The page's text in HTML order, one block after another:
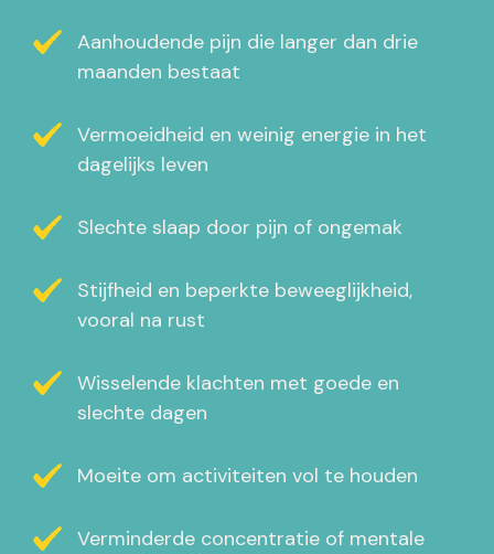
Aanhoudende pijn die langer dan drie
maanden bestaat
Vermoeidheid en weinig energie in het
dagelijks leven
Slechte slaap door pijn of ongemak
Stijfheid en beperkte beweeglijkheid,
vooral na rust
Wisselende klachten met goede en
slechte dagen
Moeite om activiteiten vol te houden
Verminderde concentratie of mentale